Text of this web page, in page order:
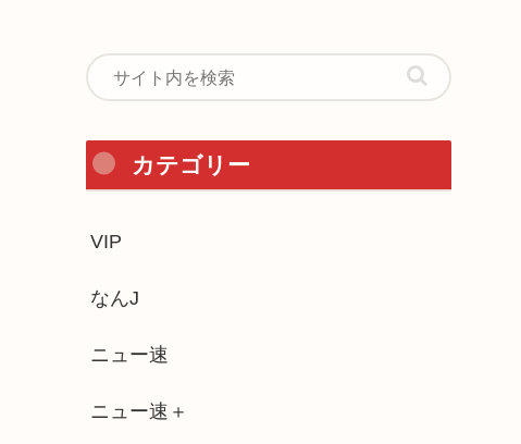
カテゴリー
VIP
なんJ
ニュー速
ニュー速＋